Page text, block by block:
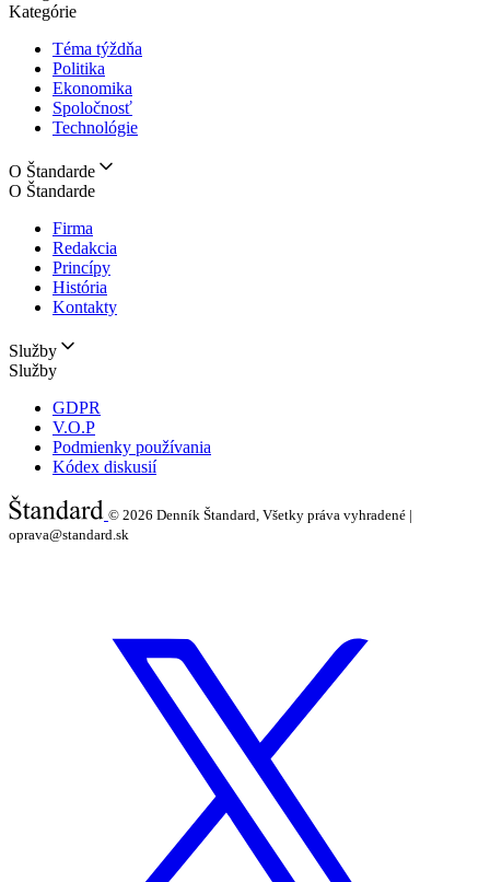
Kategórie
Téma týždňa
Politika
Ekonomika
Spoločnosť
Technológie
O Štandarde
O Štandarde
Firma
Redakcia
Princípy
História
Kontakty
Služby
Služby
GDPR
V.O.P
Podmienky používania
Kódex diskusií
© 2026 Denník Štandard, Všetky práva vyhradené |
oprava@standard.sk